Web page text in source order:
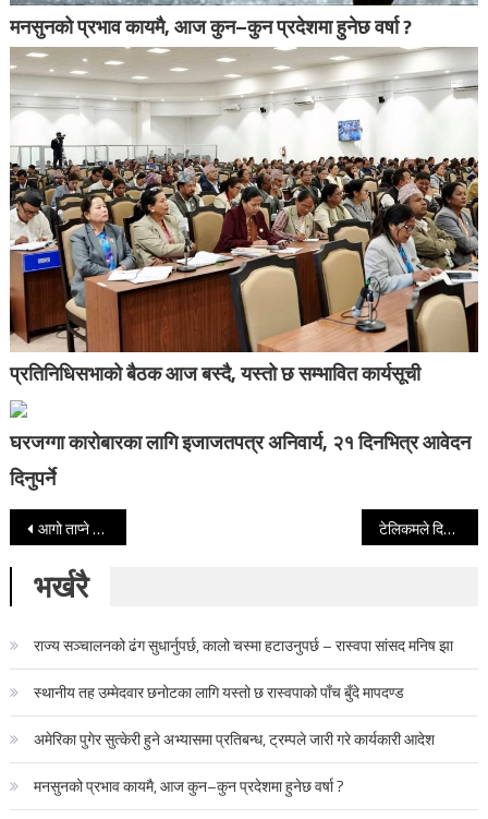
मनसुनको प्रभाव कायमै, आज कुन–कुन प्रदेशमा हुनेछ वर्षा ?
प्रतिनिधिसभाको बैठक आज बस्दै, यस्तो छ सम्भावित कार्यसूची
घरजग्गा कारोबारका लागि इजाजतपत्र अनिवार्य, २१ दिनभित्र आवेदन
दिनुपर्ने
Post navigation
आगो ताप्ने क्रममा जलेर वृद्धाको मृत्यु टेलिकमले दियो प्रिपेड ग्राहकलाई यस्ता सुविधा
भर्खरै
राज्य सञ्चालनको ढंग सुधार्नुपर्छ, कालो चस्मा हटाउनुपर्छ – रास्वपा सांसद मनिष झा
स्थानीय तह उम्मेदवार छनोटका लागि यस्तो छ रास्वपाको पाँच बुँदे मापदण्ड
अमेरिका पुगेर सुत्केरी हुने अभ्यासमा प्रतिबन्ध, ट्रम्पले जारी गरे कार्यकारी आदेश
मनसुनको प्रभाव कायमै, आज कुन–कुन प्रदेशमा हुनेछ वर्षा ?